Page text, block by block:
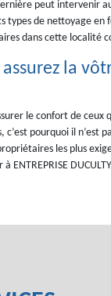
dernière peut
types de nettoyage
dans cette localité
la
le confort de ceux
c’est pourquoi il
les plus
à ENTREPRISE